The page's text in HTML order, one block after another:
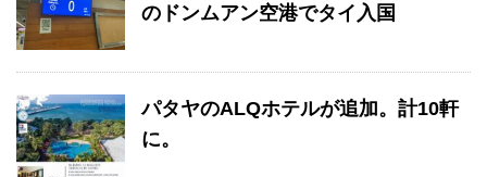
のドンムアン空港でタイ入国
パタヤのALQホテルが追加。計10軒
に。